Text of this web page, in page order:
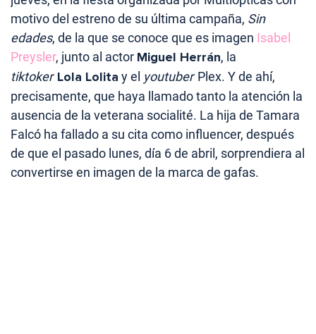
motivo del estreno de su última campaña, Sin
edades, de la que se conoce que es imagen Isabel
Preysler, junto al actor Miguel Herrán, la
tiktoker Lola Lolita y el youtuberPlex. Y de ahí,
precisamente, que haya llamado tanto la atención la
ausencia de la veterana socialité. La hija de Tamara
Falcó ha fallado a su cita como influencer, después
de que el pasado lunes, día 6 de abril, sorprendiera al
convertirse en imagen de la marca de gafas.